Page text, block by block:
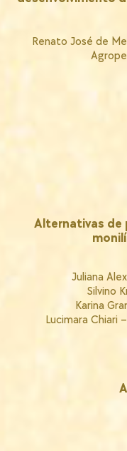
Renato José de
Alternativas de
Juliana
Silvino
Karina
Lucimara Chiari